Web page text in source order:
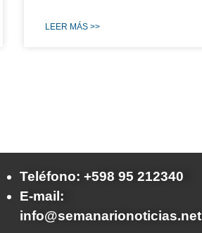
LEER MÁS >>
Teléfono: +598 95 212340
E-mail:
info@semanarionoticias.net